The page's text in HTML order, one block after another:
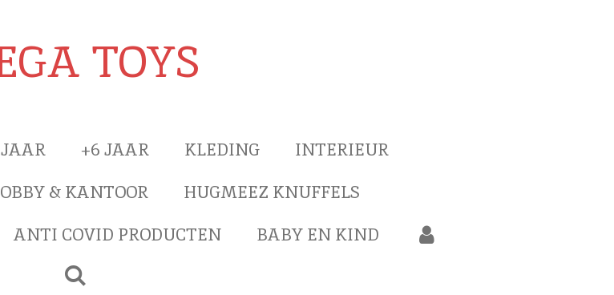
TOYS
+6 JAAR KLEDING
INTERIEUR
& KANTOOR
HUGMEEZ KNUFFELS
ANTI COVID PRODUCTEN BABY EN KIND